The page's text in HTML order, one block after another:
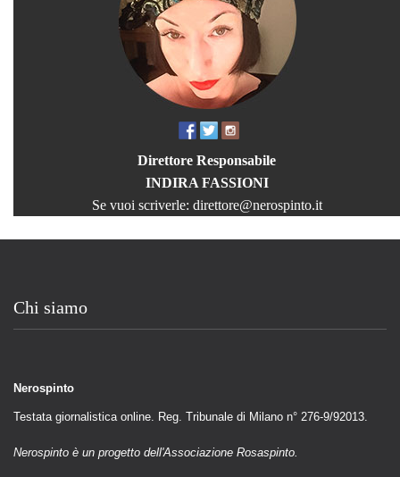
Direttore Responsabile
INDIRA FASSIONI
Se vuoi scriverle: direttore@nerospinto.it
Chi siamo
Nerospinto
Testata giornalistica online. Reg. Tribunale di Milano n° 276-9/92013.
Nerospinto è un progetto dell'Associazione Rosaspinto.